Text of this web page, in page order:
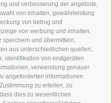
und verbesserung der angebote,
von inhalten, gewährleistung
von betrug und
von werbung und inhalten,
speichern und übermitteln,
aus unterschiedlichen quellen,
identifikation von endgeräten
verwendung genauer
angeforderten informationen
zu erteilen, zu
dies zu wesentlichen